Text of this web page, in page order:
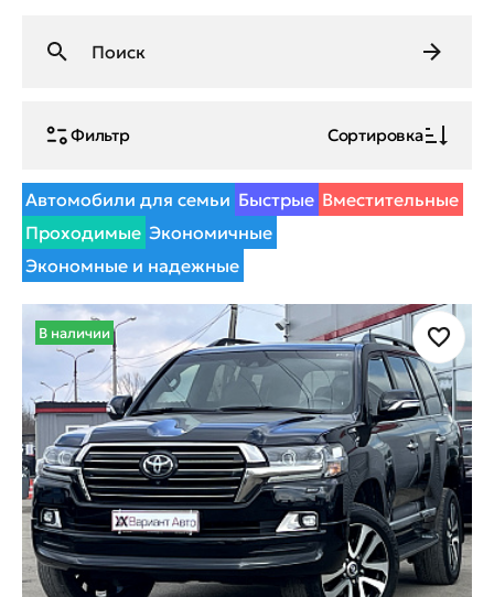
Фильтр Сортировка
Автомобили для семьи Быстрые Вместительные
Проходимые Экономичные
Экономные и надежные
В наличии